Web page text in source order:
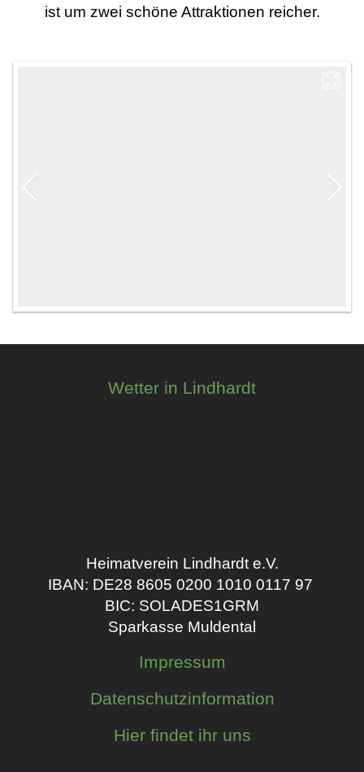
ist um zwei schöne Attraktionen reicher.
Wetter in Lindhardt
Heimatverein Lindhardt e.V.
IBAN: DE28 8605 0200 1010 0117 97
BIC: SOLADES1GRM
Sparkasse Muldental
Impressum
Datenschutzinformation
Hier findet ihr uns